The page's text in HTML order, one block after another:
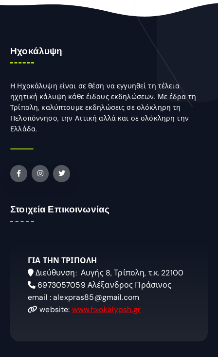
Ηχοκάλυψη
Η Ηχοκάλυψη είναι σε θέση να εγγυηθεί τη τέλεια
ηχητική κάλυψη κάθε έιδους εκδηλώσεων. Με έδρα τη
Τρίπολη, καλύπτουμε εκδηλώσεις σε ολόκληρη τη
Πελοπόννησο, την Αττική αλλά και σε ολόκληρη την
Ελλάδα.
Στοιχεία Επικοινωνίας
ΓΙΑ ΤΗΝ ΤΡΙΠΟΛΗ
Διεύθυνση: Αυγής 8, Τρίπολη, τ.κ. 22100
6973057059 Αλέξανδρος Πράσινος
email : alexpras85@gmail.com
website: www.hxokalypsh.gr